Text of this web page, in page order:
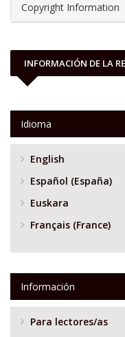
Copyright Information
INFORMACIÓN DE LA
Idioma
English
Español (España)
Euskara
Français (France)
Información
Para lectores/as